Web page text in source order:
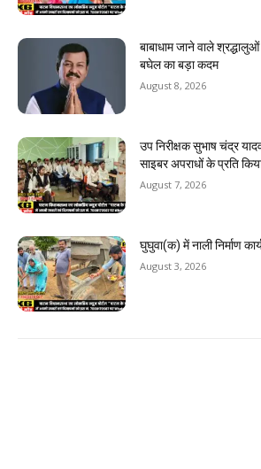
बाबाधाम जाने वाले
बघेल का बड़ा कदम
August 8, 2026
उप निरीक्षक सुभाष चंद्र यादव
साइबर अपराधों के प्रति
August 7, 2026
घुघुवा(क) में नाली निर्माण
August 3, 2026